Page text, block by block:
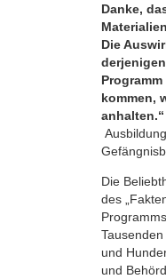
Danke,
Die
kommen,
anhalten.“
Die
des
und
und